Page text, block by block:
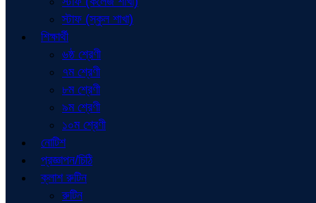
স্টাফ (স্কুল শাখা)
শিক্ষার্থী
৬ষ্ঠ শ্রেণী
৭ম শ্রেণী
৮ম শ্রেণী
৯ম শ্রেণী
১০ম শ্রেণী
নোটিশ
প্রজ্ঞাপন/চিঠি
ক্লাশ রুটিন
রুটিন